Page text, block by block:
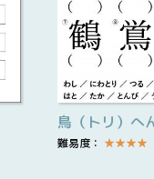
鳥（トリ）へ
難易度： ★★★★